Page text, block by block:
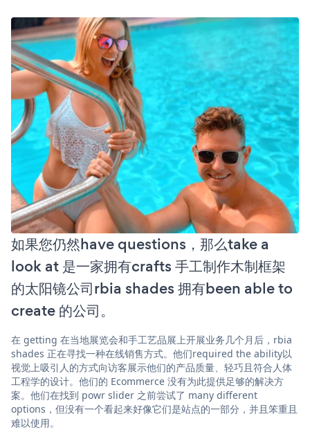
如果您仍然have questions，那么take a
look at 是一家拥有crafts 手工制作木制框架
的太阳镜公司rbia shades 拥有been able to
create 的公司。
在 getting 在当地展览会和手工艺品展上开展业务几个月后，rbia
shades 正在寻找一种在线销售方式。他们required the ability以
视觉上吸引人的方式向访客展示他们的产品质量、轻巧且符合人体
工程学的设计。他们的 Ecommerce 没有为此提供足够的解决方
案。他们在找到 powr slider 之前尝试了 many different
options，但没有一个看起来好像它们是站点的一部分，并且笨重且
难以使用。